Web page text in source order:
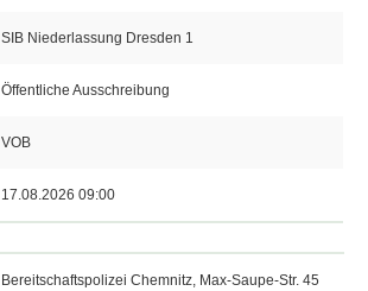
SIB Niederlassung Dresden 1
Öffentliche Ausschreibung
VOB
17.08.2026 09:00
Bereitschaftspolizei Chemnitz, Max-Saupe-Str. 45